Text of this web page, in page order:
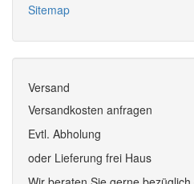
Sitemap
Versand
Versandkosten anfragen
Evtl. Abholung
oder Lieferung frei Haus